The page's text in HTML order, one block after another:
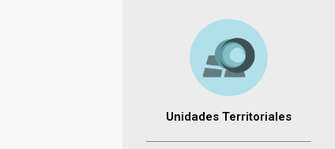
Unidades Territoriales